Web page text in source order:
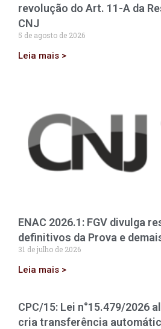
revolução do Art. 11-A da
CNJ
5 de agosto de 2026
Leia mais >
ENAC 2026.1: FGV divulga
definitivos da Prova e
31 de julho de 2026
Leia mais >
CPC/15: Lei n°15.479/2026
cria transferência